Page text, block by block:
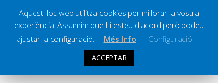
Ràdio Calella Televisió
Aquest lloc web utilitza cookies per millorar la vostra
experiència. Assumim que hi esteu d'acord però podeu
ajustar la configuració.
Més Info Configuració
ACCEPTAR